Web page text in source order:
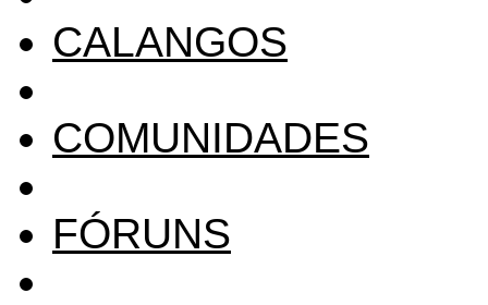
CALANGOS
COMUNIDADES
FÓRUNS